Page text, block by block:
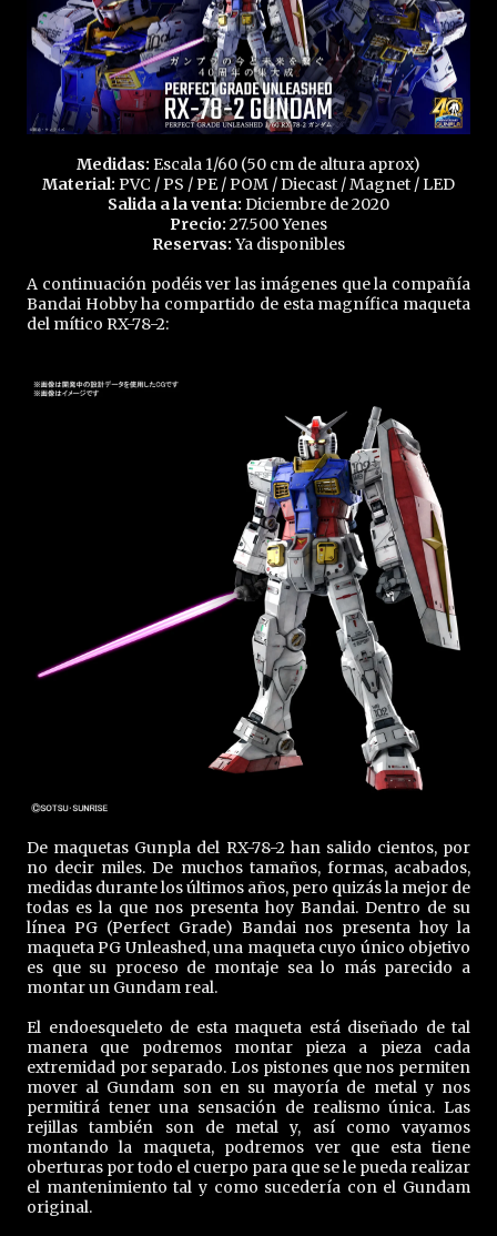
Medidas: Escala 1/60 (50 cm de altura aprox)
Material: PVC / PS / PE / POM / Diecast / Magnet / LED
Salida a la venta: Diciembre de 2020
Precio: 27.500 Yenes
Reservas: Ya disponibles
A continuación podéis ver las imágenes que la compañía
Bandai Hobby ha compartido de esta magnífica maqueta
del mítico RX-78-2:
De maquetas Gunpla del RX-78-2 han salido cientos, por
no decir miles. De muchos tamaños, formas, acabados,
medidas durante los últimos años, pero quizás la mejor de
todas es la que nos presenta hoy Bandai. Dentro de su
línea PG (Perfect Grade) Bandai nos presenta hoy la
maqueta PG Unleashed, una maqueta cuyo único objetivo
es que su proceso de montaje sea lo más parecido a
montar un Gundam real.
El endoesqueleto de esta maqueta está diseñado de tal
manera que podremos montar pieza a pieza cada
extremidad por separado. Los pistones que nos permiten
mover al Gundam son en su mayoría de metal y nos
permitirá tener una sensación de realismo única. Las
rejillas también son de metal y, así como vayamos
montando la maqueta, podremos ver que esta tiene
oberturas por todo el cuerpo para que se le pueda realizar
el mantenimiento tal y como sucedería con el Gundam
original.